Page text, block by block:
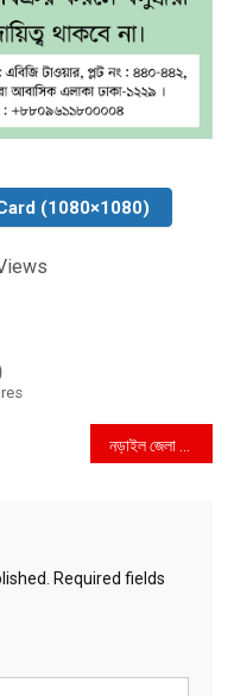
(1080×1080)
নড়াইল জেলা শ্রমিক ইউনিয়নের সাধারণ সম্পাদক মামুনের স্ত্রী ২৮বোতল ফেনসিডিলসহ আটক
Required fields